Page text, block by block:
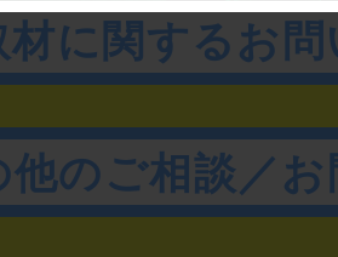
材に関するお
他のご相談／